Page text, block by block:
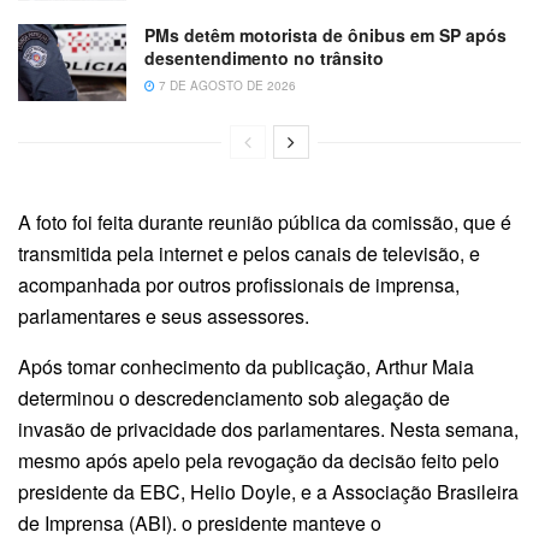
PMs detêm motorista de ônibus em SP após
desentendimento no trânsito
7 DE AGOSTO DE 2026
A foto foi feita durante reunião pública da comissão, que é
transmitida pela internet e pelos canais de televisão, e
acompanhada por outros profissionais de imprensa,
parlamentares e seus assessores.
Após tomar conhecimento da publicação, Arthur Maia
determinou o descredenciamento sob alegação de
invasão de privacidade dos parlamentares. Nesta semana,
mesmo após apelo pela revogação da decisão feito pelo
presidente da EBC, Helio Doyle, e a Associação Brasileira
de Imprensa (ABI). o presidente manteve o